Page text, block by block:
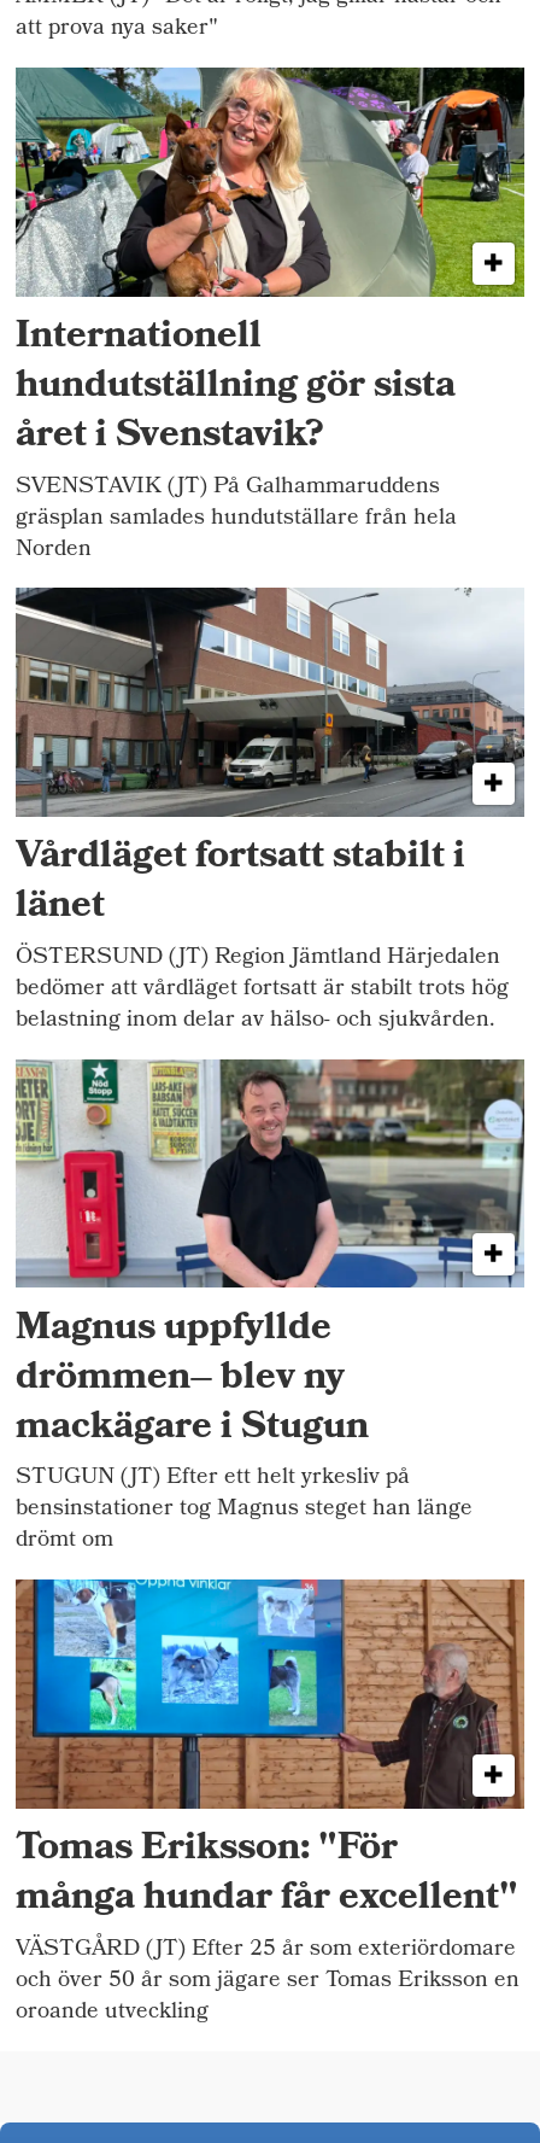
att prova nya saker"
Internationell
hundutställning gör sista
året i Svenstavik?
SVENSTAVIK (JT) På Galhammaruddens
gräsplan samlades hundutställare från hela
Norden
Vårdläget fortsatt stabilt i
länet
ÖSTERSUND (JT) Region Jämtland Härjedalen
bedömer att vårdläget fortsatt är stabilt trots hög
belastning inom delar av hälso- och sjukvården.
Magnus uppfyllde
drömmen– blev ny
mackägare i Stugun
STUGUN (JT) Efter ett helt yrkesliv på
bensinstationer tog Magnus steget han länge
drömt om
Tomas Eriksson: "För
många hundar får excellent"
VÄSTGÅRD (JT) Efter 25 år som exteriördomare
och över 50 år som jägare ser Tomas Eriksson en
oroande utveckling